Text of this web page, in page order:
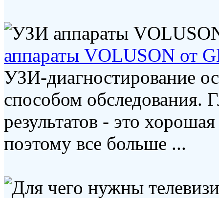
аппараты VOLUSON от
УЗИ-диагностирование
способом обследования.
результатов - это
поэтому все больше ...